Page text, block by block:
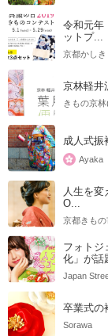
令和元年
ットプ...
京都かしき
京林軽井
きもの京林
成人式
Ayaka
人生を変
O...
京都きもの
フォトジ
化」が話
Japan
卒業式の
Sorawa